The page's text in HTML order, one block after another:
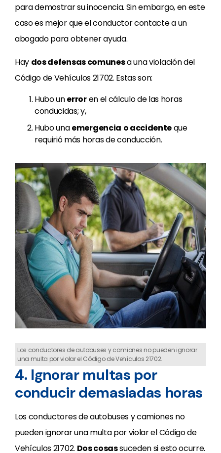
para demostrar su inocencia. Sin embargo, en este
caso es mejor que el conductor contacte a un
abogado para obtener ayuda.
Hay dos defensas comunesa una violación del
Código de Vehículos 21702. Estas son:
Hubo unerroren el cálculo de las horas
conducidas; y,
Hubo unaemergencia o accidenteque
requirió más horas de conducción.
Los conductores de autobuses y camiones no pueden ignorar
una multa por violar el Código de Vehículos 21702.
4. Ignorar multas por
conducir demasiadas horas
Los conductores de autobuses y camiones no
pueden ignorar una multa por violar el Código de
Vehículos 21702. Dos cosassuceden si esto ocurre.